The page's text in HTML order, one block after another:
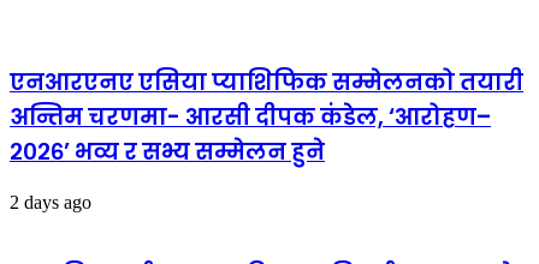
एनआरएनए एसिया प्याशिफिक सम्मेलनको तयारी
अन्तिम चरणमा- आरसी दीपक कंडेल, ‘आरोहण–
२०२६’ भव्य र सभ्य सम्मेलन हुने
2 days ago